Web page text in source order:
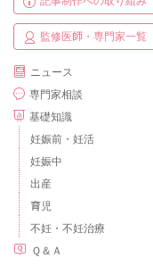
監修医師・専門家一覧
ニュース
専門家相談
基礎知識
妊娠前・妊活
妊娠中
出産
育児
不妊・不妊治療
Ｑ＆Ａ